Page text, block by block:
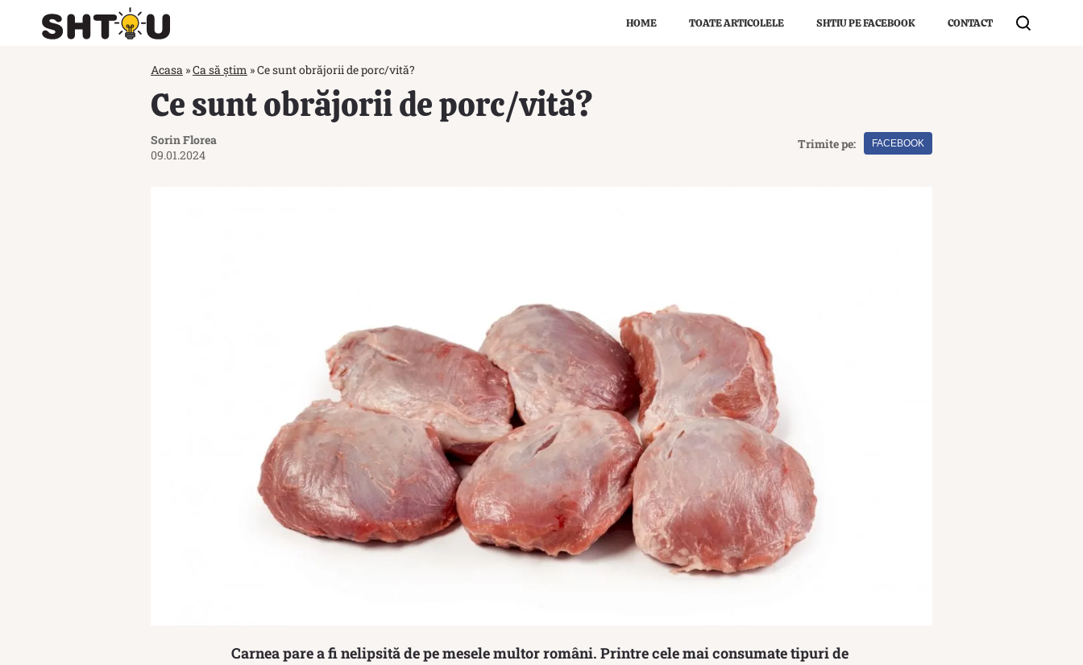
HOME TOATE ARTICOLELE SHTIU PE FACEBOOK CONTACT
Acasa »Ca să știm »Ce sunt obrăjorii de porc/vită?
Ce sunt obrăjorii de porc/vită?
Sorin Florea
09.01.2024
Trimite pe: FACEBOOK
Carnea pare a fi nelipsită de pe mesele multor români. Printre cele mai consumate tipuri de